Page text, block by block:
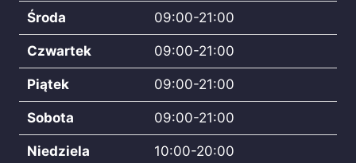
Środa 09:00-21:00
Czwartek 09:00-21:00
Piątek 09:00-21:00
Sobota 09:00-21:00
Niedziela 10:00-20:00